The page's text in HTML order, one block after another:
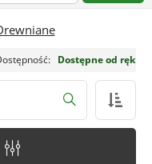
filtr Dostępne od ręki